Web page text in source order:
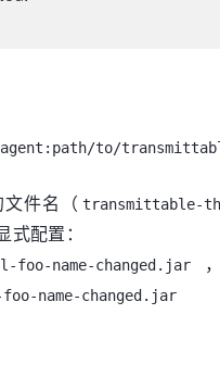
to/
文件名（ transmittable-
式配置：
foo-name-changed.jar
name-changed.jar